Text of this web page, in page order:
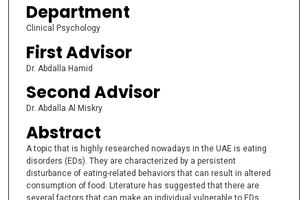
Department
Clinical Psychology
First Advisor
Dr. Abdalla Hamid
Second Advisor
Dr. Abdalla Al Miskry
Abstract
A topic that is highly researched nowadays in the UAE is eating
disorders (EDs). They are characterized by a persistent
disturbance of eating-related behaviors that can result in altered
consumption of food. Literature has suggested that there are
several factors that can make an individual vulnerable to EDs,